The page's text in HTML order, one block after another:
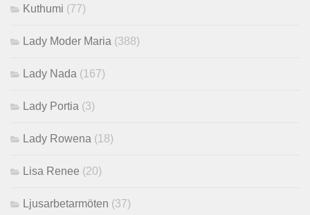
Kuthumi (77)
Lady Moder Maria (388)
Lady Nada (167)
Lady Portia (3)
Lady Rowena (18)
Lisa Renee (20)
Ljusarbetarmöten (37)